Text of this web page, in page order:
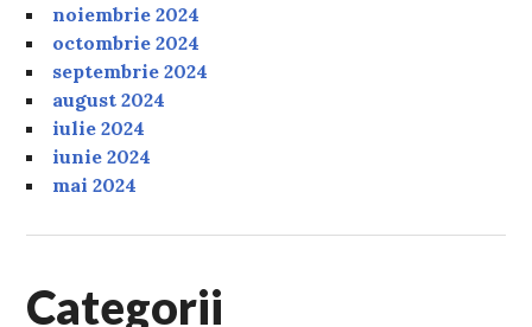
noiembrie 2024
octombrie 2024
septembrie 2024
august 2024
iulie 2024
iunie 2024
mai 2024
Categorii